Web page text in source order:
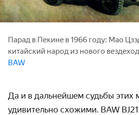
Парад в Пекине в 1966 году: Мао
китайский народ из нового
BAW
Да и в дальнейшем судьбы этих
удивительно схожими. BAW